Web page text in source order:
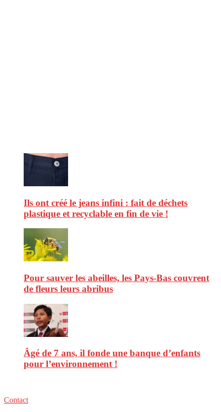
Ils ont créé le jeans infini : fait de déchets
plastique et recyclable en fin de vie !
Pour sauver les abeilles, les Pays-Bas couvrent
de fleurs leurs abribus
Âgé de 7 ans, il fonde une banque d’enfants
pour l’environnement !
Contact